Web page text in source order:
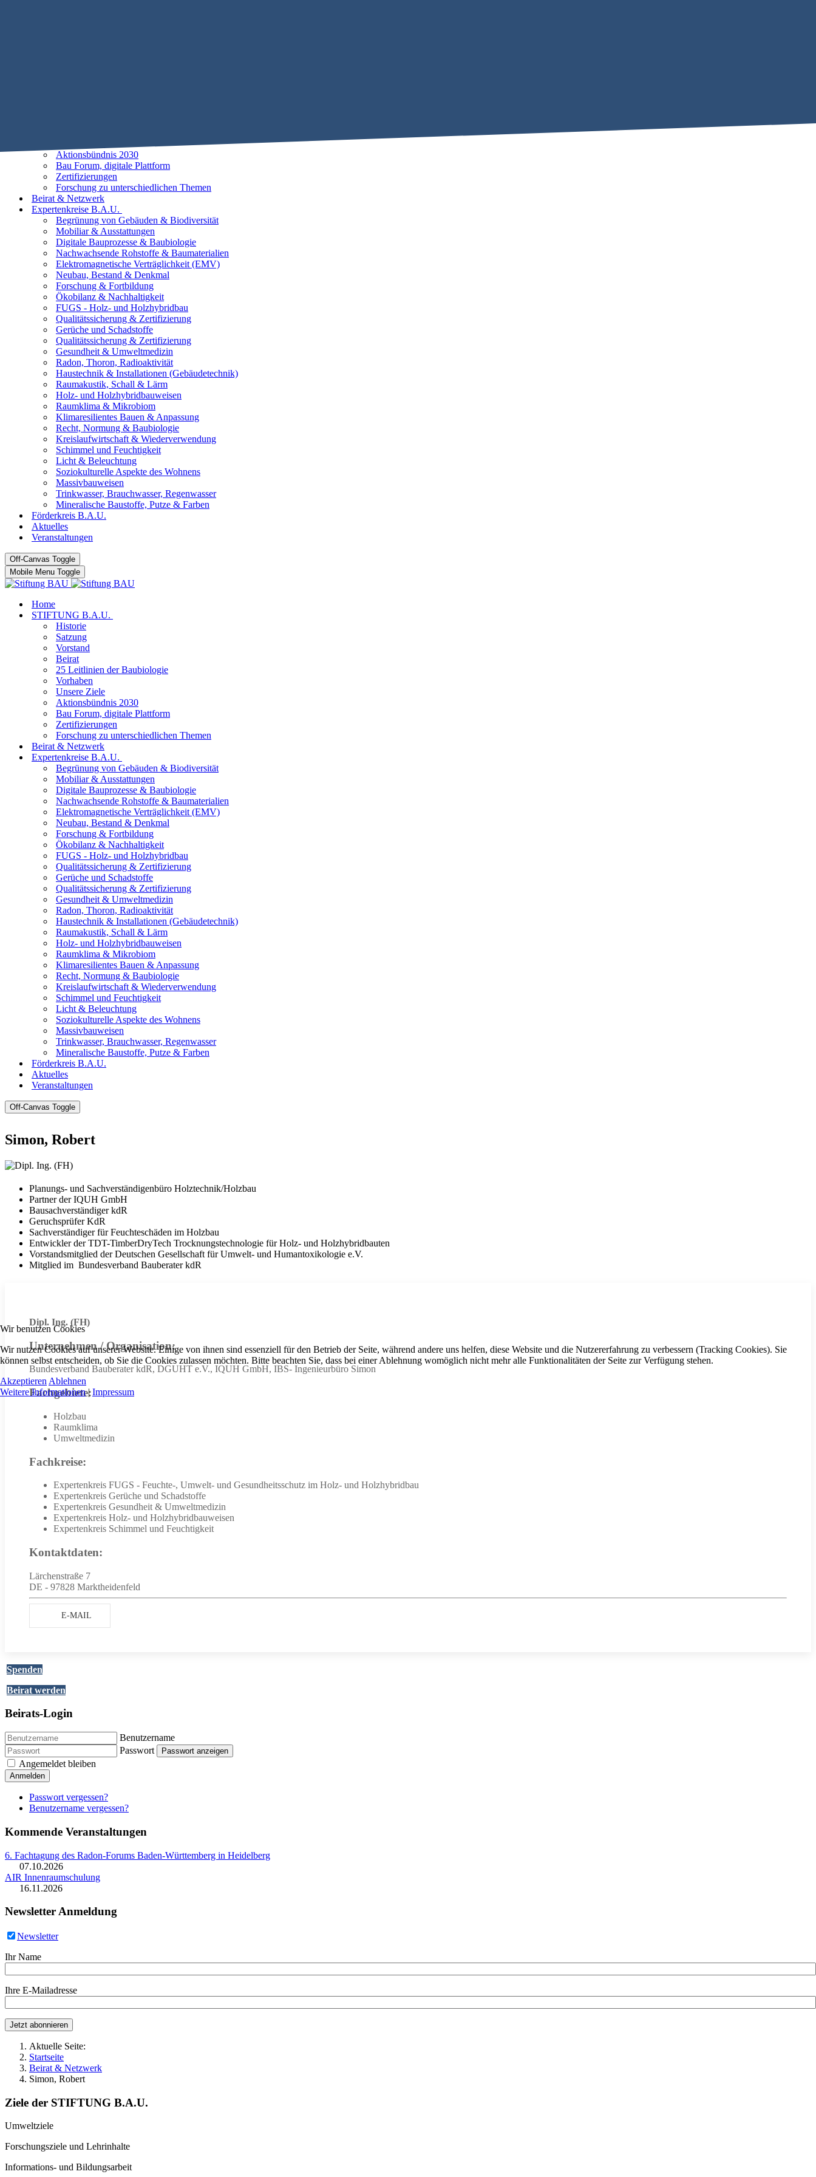
Aktionsbündnis 2030
Bau Forum, digitale Plattform
Zertifizierungen
Forschung zu unterschiedlichen Themen
Beirat & Netzwerk
Expertenkreise B.A.U.
Begrünung von Gebäuden & Biodiversität
Mobiliar & Ausstattungen
Digitale Bauprozesse & Baubiologie
Nachwachsende Rohstoffe & Baumaterialien
Elektromagnetische Verträglichkeit (EMV)
Neubau, Bestand & Denkmal
Forschung & Fortbildung
Ökobilanz & Nachhaltigkeit
FUGS - Holz- und Holzhybridbau
Qualitätssicherung & Zertifizierung
Gerüche und Schadstoffe
Qualitätssicherung & Zertifizierung
Gesundheit & Umweltmedizin
Radon, Thoron, Radioaktivität
Haustechnik & Installationen (Gebäudetechnik)
Raumakustik, Schall & Lärm
Holz- und Holzhybridbauweisen
Raumklima & Mikrobiom
Klimaresilientes Bauen & Anpassung
Recht, Normung & Baubiologie
Kreislaufwirtschaft & Wiederverwendung
Schimmel und Feuchtigkeit
Licht & Beleuchtung
Soziokulturelle Aspekte des Wohnens
Massivbauweisen
Trinkwasser, Brauchwasser, Regenwasser
Mineralische Baustoffe, Putze & Farben
Förderkreis B.A.U.
Aktuelles
Veranstaltungen
Off-Canvas Toggle
Mobile Menu Toggle
Home
STIFTUNG B.A.U.
Historie
Satzung
Vorstand
Beirat
25 Leitlinien der Baubiologie
Vorhaben
Unsere Ziele
Aktionsbündnis 2030
Bau Forum, digitale Plattform
Zertifizierungen
Forschung zu unterschiedlichen Themen
Beirat & Netzwerk
Expertenkreise B.A.U.
Begrünung von Gebäuden & Biodiversität
Mobiliar & Ausstattungen
Digitale Bauprozesse & Baubiologie
Nachwachsende Rohstoffe & Baumaterialien
Elektromagnetische Verträglichkeit (EMV)
Neubau, Bestand & Denkmal
Forschung & Fortbildung
Ökobilanz & Nachhaltigkeit
FUGS - Holz- und Holzhybridbau
Qualitätssicherung & Zertifizierung
Gerüche und Schadstoffe
Qualitätssicherung & Zertifizierung
Gesundheit & Umweltmedizin
Radon, Thoron, Radioaktivität
Haustechnik & Installationen (Gebäudetechnik)
Raumakustik, Schall & Lärm
Holz- und Holzhybridbauweisen
Raumklima & Mikrobiom
Klimaresilientes Bauen & Anpassung
Recht, Normung & Baubiologie
Kreislaufwirtschaft & Wiederverwendung
Schimmel und Feuchtigkeit
Licht & Beleuchtung
Soziokulturelle Aspekte des Wohnens
Massivbauweisen
Trinkwasser, Brauchwasser, Regenwasser
Mineralische Baustoffe, Putze & Farben
Förderkreis B.A.U.
Aktuelles
Veranstaltungen
Off-Canvas Toggle
Simon, Robert
Planungs- und Sachverständigenbüro Holztechnik/Holzbau
Partner der IQUH GmbH
Bausachverständiger kdR
Geruchsprüfer KdR
Sachverständiger für Feuchteschäden im Holzbau
Entwickler der TDT-TimberDryTech Trocknungstechnologie für Holz- und Holzhybridbauten
Vorstandsmitglied der Deutschen Gesellschaft für Umwelt- und Humantoxikologie e.V.
Mitglied im Bundesverband Bauberater kdR
Dipl. Ing. (FH)
Unternehmen / Organisation:
Bundesverband Bauberater kdR, DGUHT e.V., IQUH GmbH, IBS- Ingenieurbüro Simon
Fachgebiete:
Holzbau
Raumklima
Umweltmedizin
Fachkreise:
Expertenkreis FUGS - Feuchte-, Umwelt- und Gesundheitsschutz im Holz- und Holzhybridbau
Expertenkreis Gerüche und Schadstoffe
Expertenkreis Gesundheit & Umweltmedizin
Expertenkreis Holz- und Holzhybridbauweisen
Expertenkreis Schimmel und Feuchtigkeit
Kontaktdaten:
Lärchenstraße 7
DE - 97828 Marktheidenfeld
E-MAIL
Spenden
Beirat werden
Beirats-Login
Benutzername
Passwort
Passwort anzeigen
Angemeldet bleiben
Anmelden
Passwort vergessen?
Benutzername vergessen?
Kommende Veranstaltungen
6. Fachtagung des Radon-Forums Baden-Württemberg in Heidelberg
07.10.2026
AIR Innenraumschulung
16.11.2026
Newsletter Anmeldung
Newsletter
Ihr Name
Ihre E-Mailadresse
Aktuelle Seite:
Startseite
Beirat & Netzwerk
Simon, Robert
Ziele der STIFTUNG B.A.U.
Umweltziele
Forschungsziele und Lehrinhalte
Informations- und Bildungsarbeit
Wir benutzen Cookies
Wir nutzen Cookies auf unserer Website. Einige von ihnen sind essenziell für den Betrieb der Seite, während andere uns helfen, diese Website und die Nutzererfahrung zu verbessern (Tracking Cookies). Sie
können selbst entscheiden, ob Sie die Cookies zulassen möchten. Bitte beachten Sie, dass bei einer Ablehnung womöglich nicht mehr alle Funktionalitäten der Seite zur Verfügung stehen.
Akzeptieren Ablehnen
Weitere Informationen|Impressum